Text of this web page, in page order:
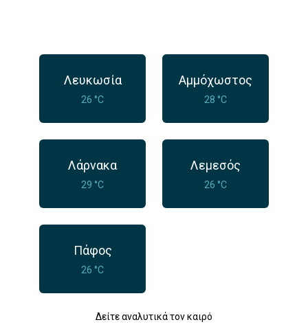
Λευκωσία
26 °C
Αμμόχωστος
28 °C
Λάρνακα
29 °C
Λεμεσός
26 °C
Πάφος
26 °C
Δείτε αναλυτικά τον καιρό